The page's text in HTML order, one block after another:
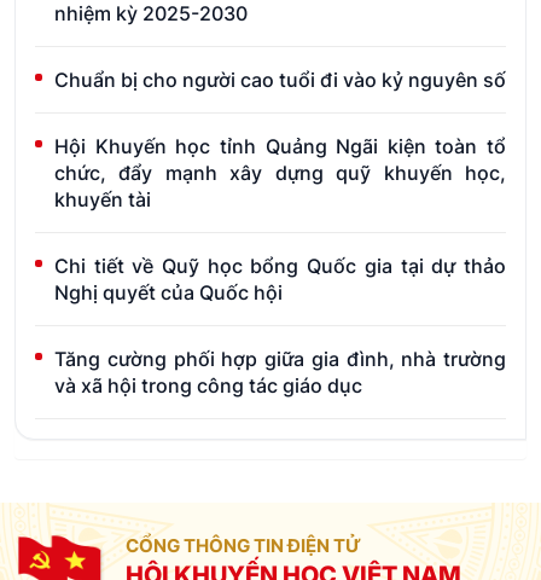
nhiệm kỳ 2025-2030
Chuẩn bị cho người cao tuổi đi vào kỷ nguyên số
Hội Khuyến học tỉnh Quảng Ngãi kiện toàn tổ
chức, đẩy mạnh xây dựng quỹ khuyến học,
khuyến tài
Chi tiết về Quỹ học bổng Quốc gia tại dự thảo
Nghị quyết của Quốc hội
Tăng cường phối hợp giữa gia đình, nhà trường
và xã hội trong công tác giáo dục
CỔNG THÔNG TIN ĐIỆN TỬ